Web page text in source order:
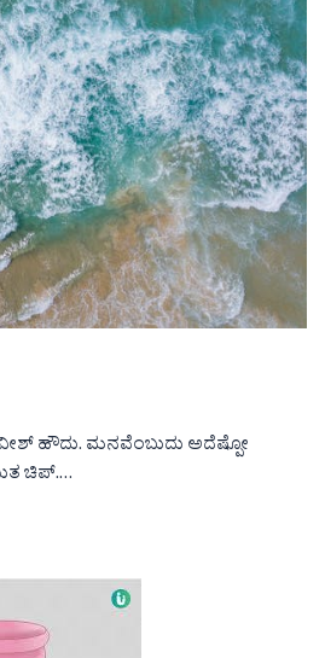
ಮನವೆಂಬುದು ಅದೆಷ್ಪೋ
ಚಿಪ್.…